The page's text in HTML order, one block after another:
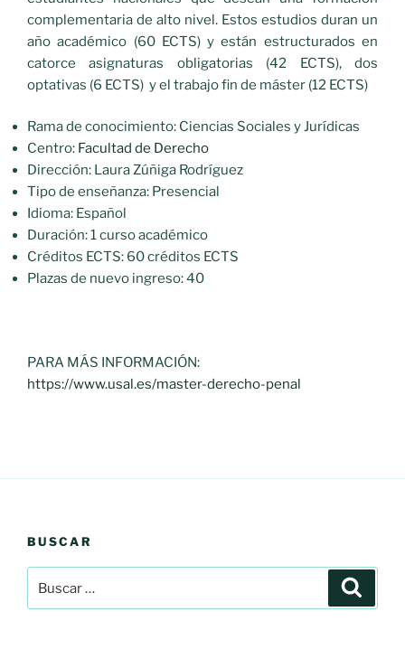
complementaria de alto nivel. Estos estudios duran un
año académico (60 ECTS) y están estructurados en
catorce asignaturas obligatorias (42 ECTS), dos
optativas (6 ECTS) y el trabajo fin de máster (12 ECTS)
Rama de conocimiento: Ciencias Sociales y Jurídicas
Centro: Facultad de Derecho
Dirección: Laura Zúñiga Rodríguez
Tipo de enseñanza: Presencial
Idioma: Español
Duración: 1 curso académico
Créditos ECTS: 60 créditos ECTS
Plazas de nuevo ingreso: 40
PARA MÁS INFORMACIÓN:
https://www.usal.es/master-derecho-penal
BUSCAR
por: